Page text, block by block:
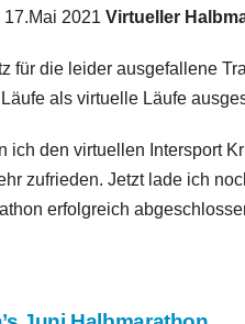
17.Mai 2021 Virtueller
für die leider ausgefallene
als virtuelle Läufe
ich den virtuellen Intersport
zufrieden. Jetzt lade ich
erfolgreich